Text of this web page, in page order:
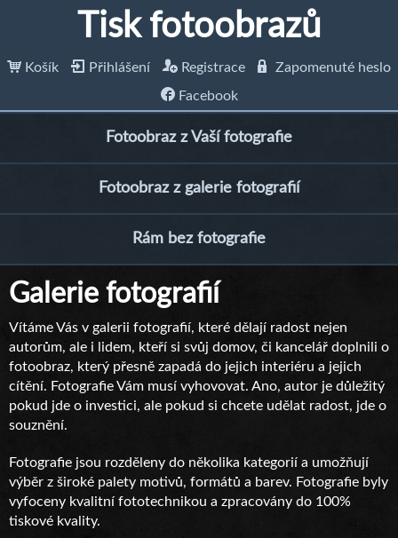
Tisk fotoobrazů
Košík Přihlášení Registrace
Zapomenuté heslo
Facebook
Fotoobraz z Vaší fotografie
Fotoobraz z galerie fotografií
Rám bez fotografie
Galerie fotografií
Vítáme Vás v galerii fotografií, které dělají radost nejen
autorům, ale i lidem, kteří si svůj domov, či kancelář doplnili o
fotoobraz, který přesně zapadá do jejich interiéru a jejich
cítění. Fotografie Vám musí vyhovovat. Ano, autor je důležitý
pokud jde o investici, ale pokud si chcete udělat radost, jde o
souznění.
Fotografie jsou rozděleny do několika kategorií a umožňují
výběr z široké palety motivů, formátů a barev. Fotografie byly
vyfoceny kvalitní fototechnikou a zpracovány do 100%
tiskové kvality.